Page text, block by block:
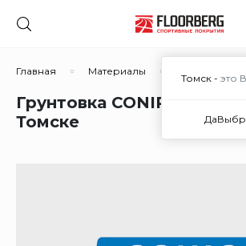
Главная Материалы Материалы
Грунтовка CONIPUR 72
Томске
Томск - это
Да